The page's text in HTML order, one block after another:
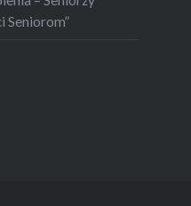
Seniorom”